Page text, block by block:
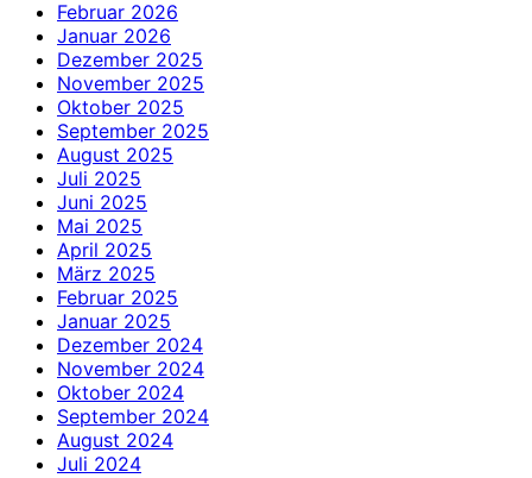
Februar 2026
Januar 2026
Dezember 2025
November 2025
Oktober 2025
September 2025
August 2025
Juli 2025
Juni 2025
Mai 2025
April 2025
März 2025
Februar 2025
Januar 2025
Dezember 2024
November 2024
Oktober 2024
September 2024
August 2024
Juli 2024